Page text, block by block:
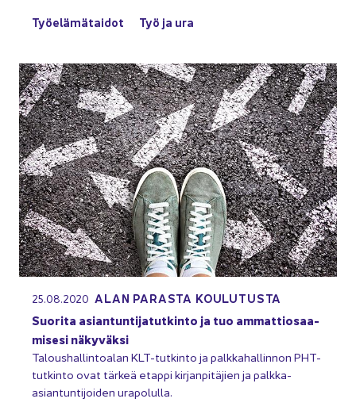
Työ­elä­mä­tai­dot Työ ja ura
25.08.2020 ALAN PA­RAS­TA KOU­LU­TUS­TA
Suo­ri­ta asian­tun­ti­ja­tut­kin­to ja tuo am­mat­tio­saa­
mi­se­si nä­ky­väk­si
Ta­lous­hal­lin­toa­lan KLT-​tutkinto ja palk­ka­hal­lin­non PHT-​
tutkinto ovat tär­keä etap­pi kir­jan­pi­tä­jien ja palkka-​
asiantuntijoiden ura­po­lul­la.